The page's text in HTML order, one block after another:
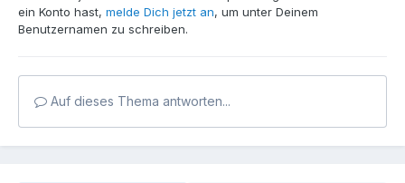
ein Konto hast, melde Dich jetzt an, um unter Deinem
Benutzernamen zu schreiben.
Auf dieses Thema antworten...